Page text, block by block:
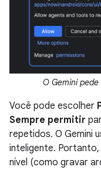
O Gemini
Você pode escolher
Sempre permitir
repetidos. O Gemini
inteligente.
nível (como gravar